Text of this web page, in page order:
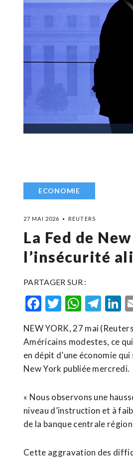
ECONOMIE
27 MAI 2026 REUTERS
La Fed de
l’insécurité
PARTAGER SUR :
Facebook
Twitter
NEW YORK, 27 mai
Américains modestes, ce
en dépit d’une économie
New ​York publiée ‌mercredi.
« Nous observons une
niveau d’instruction et à
de la banque centrale
Cette aggravation des